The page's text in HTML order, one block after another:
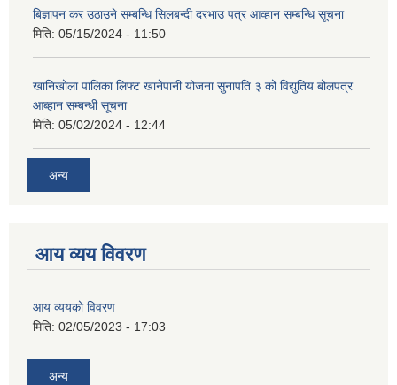
बिज्ञापन कर उठाउने सम्बन्धि सिलबन्दी दरभाउ पत्र आव्हान सम्बन्धि सूचना
मिति: 05/15/2024 - 11:50
खानिखोला पालिका लिफ्ट खानेपानी योजना सुनापति ३ को विद्युतिय बोलपत्र
आब्हान सम्बन्धी सूचना
मिति: 05/02/2024 - 12:44
अन्य
आय व्यय विवरण
आय व्ययको विवरण
मिति: 02/05/2023 - 17:03
अन्य